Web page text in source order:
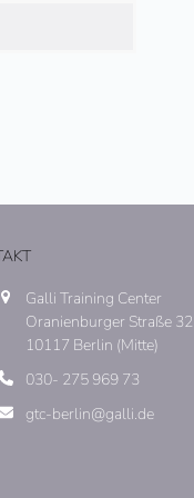
Galli Training Center
Oranienburger Straße 32
10117 Berlin (Mitte)
030- 275 969 73
gtc-berlin@galli.de